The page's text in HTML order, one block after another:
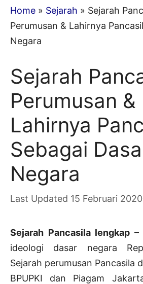
Home » Sejarah » Sejarah
Perumusan & Lahirnya
Negara
Sejarah
Perumusan &
Lahirnya
Sebagai
Negara
15 Februari 2020
Sejarah Pancasila lengkap –
ideologi dasar negara
Sejarah perumusan Pancasila
BPUPKI dan Piagam